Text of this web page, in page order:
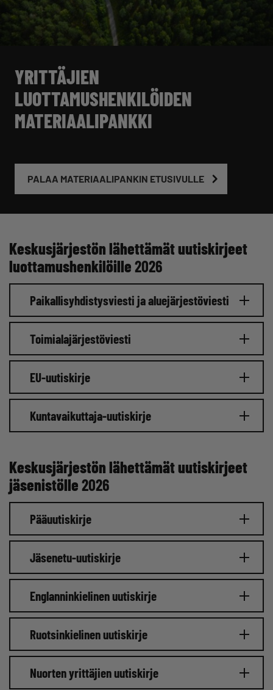
YRITTÄJIEN
LUOTTAMUSHENKILÖIDEN
MATERIAALIPANKKI
PALAA MATERIAALIPANKIN ETUSIVULLE
Keskusjärjestön lähettämät uutiskirjeet
luottamushenkilöille2026
Paikallisyhdistysviesti ja aluejärjestöviesti
Toimialajärjestöviesti
EU-uutiskirje
Kuntavaikuttaja-uutiskirje
Keskusjärjestön lähettämät uutiskirjeet
jäsenistölle2026
Pääuutiskirje
Jäsenetu-uutiskirje
Englanninkielinen uutiskirje
Ruotsinkielinen uutiskirje
Nuorten yrittäjien uutiskirje